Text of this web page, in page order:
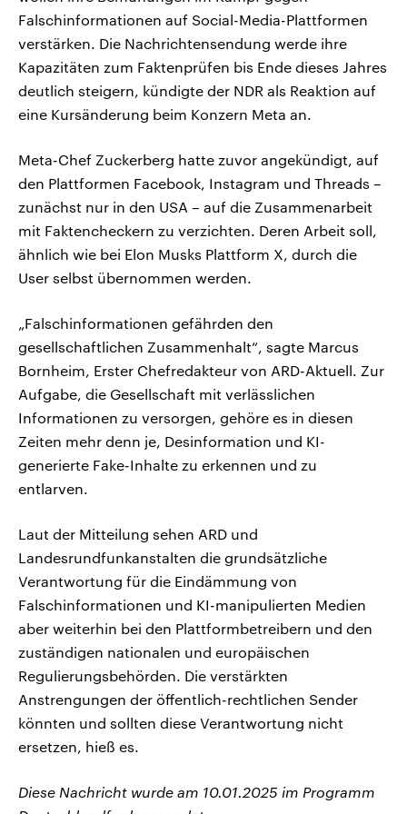
Falschinformationen auf Social-Media-Plattformen
verstärken. Die Nachrichtensendung werde ihre
Kapazitäten zum Faktenprüfen bis Ende dieses Jahres
deutlich steigern, kündigte der NDR als Reaktion auf
eine Kursänderung beim Konzern Meta an.
Meta-Chef Zuckerberg hatte zuvor angekündigt, auf
den Plattformen Facebook, Instagram und Threads –
zunächst nur in den USA – auf die Zusammenarbeit
mit Faktencheckern zu verzichten. Deren Arbeit soll,
ähnlich wie bei Elon Musks Plattform X, durch die
User selbst übernommen werden.
„Falschinformationen gefährden den
gesellschaftlichen Zusammenhalt“, sagte Marcus
Bornheim, Erster Chefredakteur von ARD-Aktuell. Zur
Aufgabe, die Gesellschaft mit verlässlichen
Informationen zu versorgen, gehöre es in diesen
Zeiten mehr denn je, Desinformation und KI-
generierte Fake-Inhalte zu erkennen und zu
entlarven.
Laut der Mitteilung sehen ARD und
Landesrundfunkanstalten die grundsätzliche
Verantwortung für die Eindämmung von
Falschinformationen und KI-manipulierten Medien
aber weiterhin bei den Plattformbetreibern und den
zuständigen nationalen und europäischen
Regulierungsbehörden. Die verstärkten
Anstrengungen der öffentlich-rechtlichen Sender
könnten und sollten diese Verantwortung nicht
ersetzen, hieß es.
Diese Nachricht wurde am 10.01.2025 im Programm